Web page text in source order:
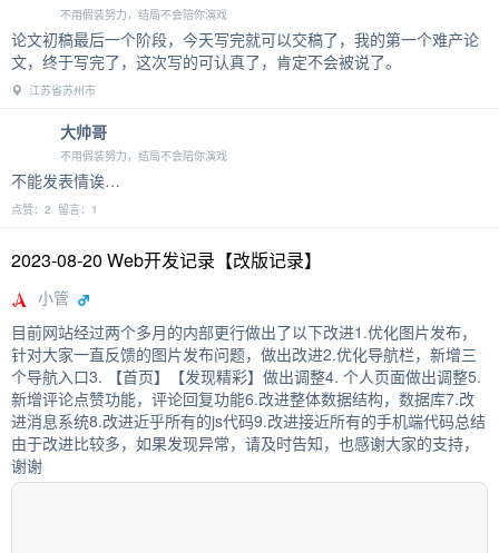
不用假装努力，结局不会陪你演戏
论文初稿最后一个阶段，今天写完就可以交稿了，我的第一个难产论
文，终于写完了，这次写的可认真了，肯定不会被说了。
江苏省苏州市
大帅哥
不用假装努力，结局不会陪你演戏
不能发表情诶…
点赞：2 留言：1
2023-08-20 Web开发记录【改版记录】
小管
目前网站经过两个多月的内部更行做出了以下改进1.优化图片发布，
针对大家一直反馈的图片发布问题，做出改进2.优化导航栏，新增三
个导航入口3. 【首页】【发现精彩】做出调整4. 个人页面做出调整5.
新增评论点赞功能，评论回复功能6.改进整体数据结构，数据库7.改
进消息系统8.改进近乎所有的js代码9.改进接近所有的手机端代码总结
由于改进比较多，如果发现异常，请及时告知，也感谢大家的支持，
谢谢